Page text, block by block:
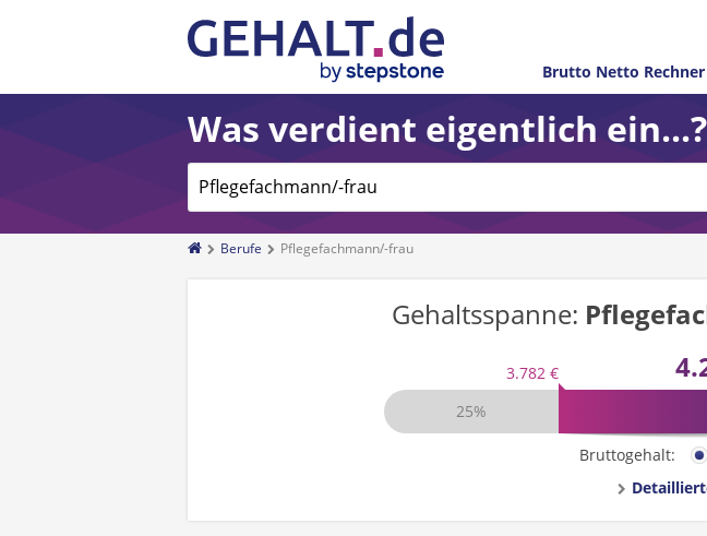
Brutto Netto Rechner
Was verdient eigentlich ein...?
Berufe Pflegefachmann/-frau
Gehaltsspanne:
3.782 €
25%
Bruttogehalt: